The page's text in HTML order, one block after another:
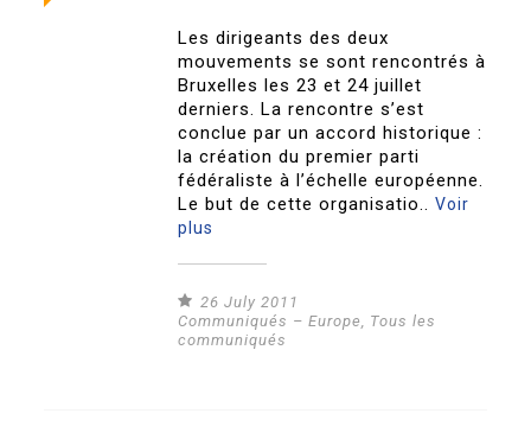
Les dirigeants des deux
mouvements se sont rencontrés à
Bruxelles les 23 et 24 juillet
derniers. La rencontre s’est
conclue par un accord historique :
la création du premier parti
fédéraliste à l’échelle européenne.
Le but de cette organisatio..Voir
plus
26 July 2011
Communiqués – Europe, Tous les
communiqués